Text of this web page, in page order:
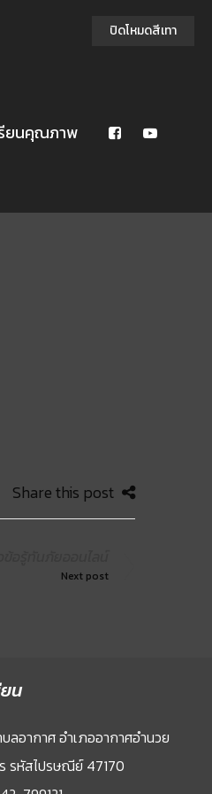
รียนคุณภาพ
Share this post
Next post
น
ลอากาศ อำเภออากาศอำนวย
รหัสไปรษณีย์ 47170
ปิดโหมดสีเทา